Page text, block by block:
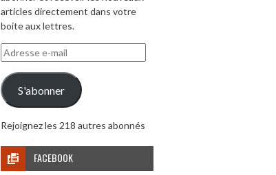
articles directement dans votre
boite aux lettres.
Adresse
e-
mail
S'abonner
Rejoignez les 218 autres abonnés
FACEBOOK